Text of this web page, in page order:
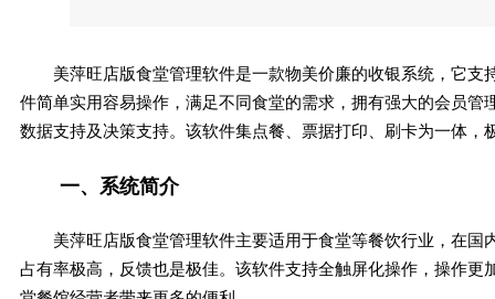
美萍旺店版食堂管理软件是一款物美价廉的收银系统，它
件简单实用容易操作，满足不同食堂的需求，拥有强大的会员
数据支持及决策支持。该软件集点餐、票据打印、刷卡为一体，
一、系统简介
美萍旺店版食堂管理软件主要适用于食堂等餐饮行业，在
占有率极高，反馈也是极佳。该软件支持全触屏化操作，操作